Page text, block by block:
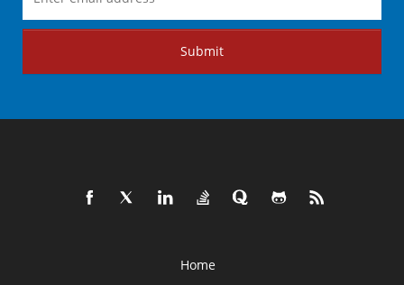
Submit
Home